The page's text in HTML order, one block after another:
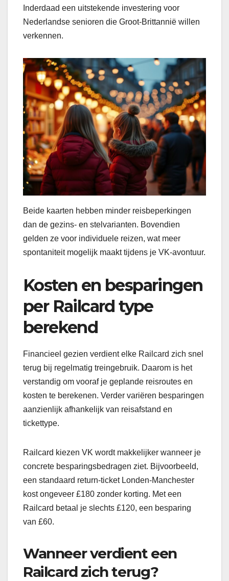
Inderdaad een uitstekende investering voor
Nederlandse senioren die Groot-Brittannië willen
verkennen.
Beide kaarten hebben minder reisbeperkingen
dan de gezins- en stelvarianten. Bovendien
gelden ze voor individuele reizen, wat meer
spontaniteit mogelijk maakt tijdens je VK-avontuur.
Kosten en besparingen
per Railcard type
berekend
Financieel gezien verdient elke Railcard zich snel
terug bij regelmatig treingebruik. Daarom is het
verstandig om vooraf je geplande reisroutes en
kosten te berekenen. Verder variëren besparingen
aanzienlijk afhankelijk van reisafstand en
tickettype.
Railcard kiezen VK wordt makkelijker wanneer je
concrete besparingsbedragen ziet. Bijvoorbeeld,
een standaard return-ticket Londen-Manchester
kost ongeveer £180 zonder korting. Met een
Railcard betaal je slechts £120, een besparing
van £60.
Wanneer verdient een
Railcard zich terug?